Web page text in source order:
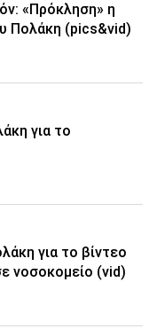
«Πρόκληση» η
Πολάκη (pics&vid)
για το
για το βίντεο
νοσοκομείο (vid)